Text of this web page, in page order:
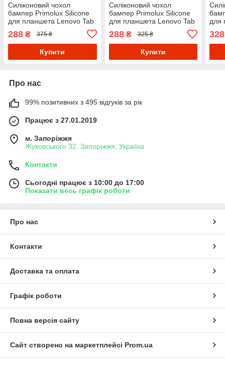
Силіконовий чохол
бампер Primolux Silicone
для планшета Lenovo Tab
M11 (TB330) / Xiaoxin Pad
11 2024 (TB331) - Clear
288 ₴ 375 ₴
Купити
Силіконовий чохол
бампер Primolux Silicone
для планшета Lenovo Tab
P12 Pro 12.6" TB-Q706 -
Clear
288₴ 325 ₴
Купити
для
328
Про нас
99% позитивних з 495 відгуків за рік
Працює з 27.01.2019
м. Запоріжжя
Жуковського 32, Запоріжжя, Україна
Контакти
Сьогодні працює з 10:00 до 17:00
Показати весь графік роботи
Про нас
Контакти
Доставка та оплата
Графік роботи
Повна версія сайту
Сайт створено на маркетплейсі Prom.ua